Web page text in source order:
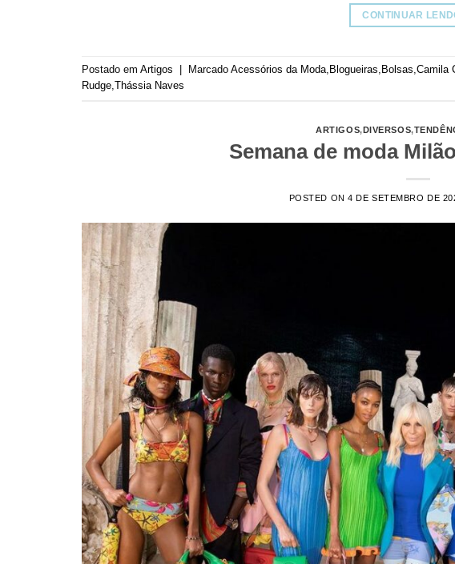
CONTINUAR
Postado em Artigos Marcado Acessórios da Moda, Blogueiras, Bolsas,Camila
Rudge,Thássia Naves
ARTIGOS,DIVERSOS,
Semana de moda
POSTED ON4 DE SETEMBRO DE